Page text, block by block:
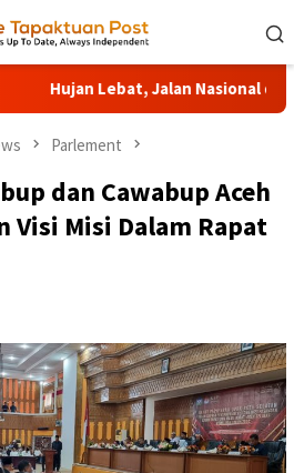
Jalan Nasional di Ladang Rimba
Parlement
dan Cawabup Aceh
Visi Misi Dalam Rapat